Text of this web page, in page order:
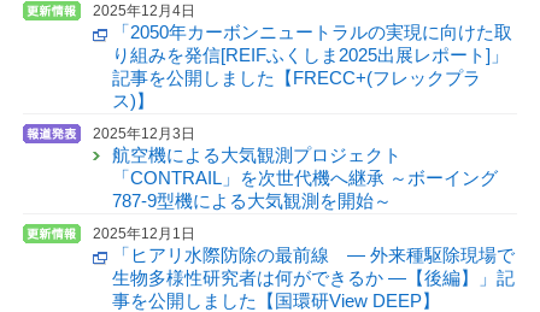
2025年12月4日
「2050年カーボンニュートラルの実現に向けた取
り組みを発信[REIFふくしま2025出展レポート]」
記事を公開しました【FRECC+(フレックプラ
ス)】
2025年12月3日
航空機による大気観測プロジェクト
「CONTRAIL」を次世代機へ継承 ～ボーイング
787-9型機による大気観測を開始～
2025年12月1日
「ヒアリ水際防除の最前線 — 外来種駆除現場で
生物多様性研究者は何ができるか —【後編】」記
事を公開しました【国環研View DEEP】